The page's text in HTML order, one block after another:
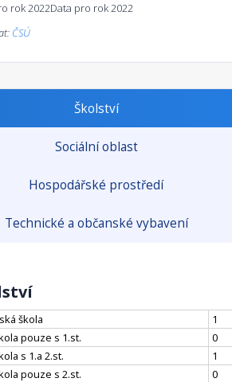
rok 2022Data pro rok 2022
ČSÚ
Školství
Sociální oblast
Hospodářské prostředí
Technické a občanské vybavení
škola
1
pouze s 1.st.
0
s 1.a 2.st.
1
pouze s 2.st.
0